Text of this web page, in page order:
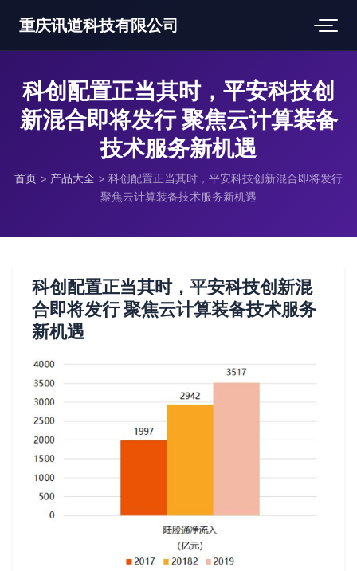
重庆讯道科技有限公司
科创配置正当其时，平安科技创
新混合即将发行 聚焦云计算装备
技术服务新机遇
首页 > 产品大全 > 科创配置正当其时，平安科技创新混合即将发行
聚焦云计算装备技术服务新机遇
科创配置正当其时，平安科技创新混
合即将发行 聚焦云计算装备技术服务
新机遇